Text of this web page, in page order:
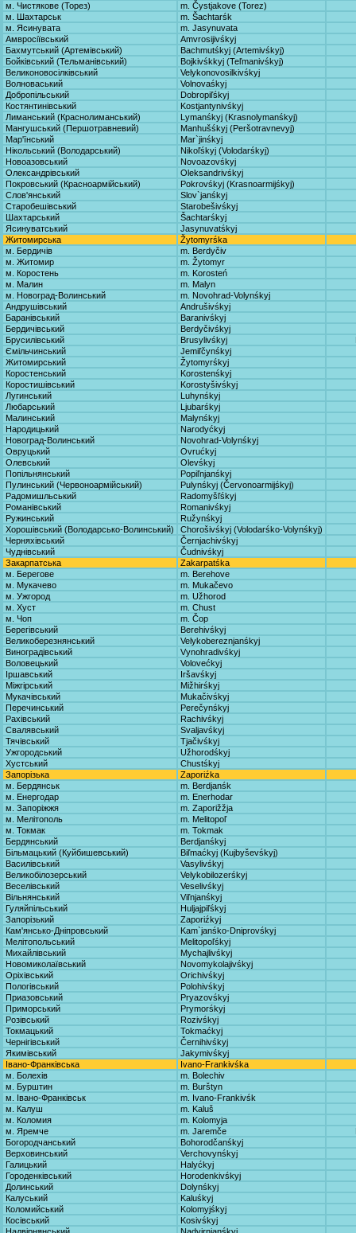
м. Чистякове (Торез)
m. Čystjakove (Torez)
м. Шахтарськ
m. Šachtarśk
м. Ясинувата
m. Jasynuvata
Амвросіївський
Amvrosijivśkyj
Бахмутський (Артемівський)
Bachmutśkyj (Artemivśkyj)
Бойківський (Тельманівський)
Bojkivśkkyj (Teľmanivśkyj)
Великоновосілківський
Velykonovosilkivśkyj
Волноваський
Volnovaśkyj
Добропільський
Dobropiľśkyj
Костянтинівський
Kostjantynivśkyj
Лиманський (Краснолиманський)
Lymanśkyj (Krasnolymanśkyj)
Мангушський (Першотравневий)
Manhušśkyj (Peršotravnevyj)
Мар'їнський
Mar`jinśkyj
Нікольський (Володарський)
Nikoľśkyj (Volodarśkyj)
Новоазовський
Novoazovśkyj
Олександрівський
Oleksandrivśkyj
Покровський (Красноармійський)
Pokrovśkyj (Krasnoarmijśkyj)
Слов'янський
Slov`janśkyj
Старобешівський
Starobešivśkyj
Шахтарський
Šachtarśkyj
Ясинуватський
Jasynuvatśkyj
Житомирська
Žytomyrśka
м. Бердичів
m. Berdyčiv
м. Житомир
m. Žytomyr
м. Коростень
m. Korosteń
м. Малин
m. Malyn
м. Новоград-Волинський
m. Novohrad-Volynśkyj
Андрушівський
Andrušivśkyj
Баранівський
Baranivśkyj
Бердичівський
Berdyčivśkyj
Брусилівський
Brusylivśkyj
Ємільчинський
Jemiľčynśkyj
Житомирський
Žytomyrśkyj
Коростенський
Korostenśkyj
Коростишівський
Korostyšivśkyj
Лугинський
Luhynśkyj
Любарський
Ljubarśkyj
Малинський
Malynśkyj
Народицький
Narodyćkyj
Новоград-Волинський
Novohrad-Volynśkyj
Овруцький
Ovrućkyj
Олевський
Olevśkyj
Попільнянський
Popiľnjanśkyj
Пулинський (Червоноармійський)
Pulynśkyj (Červonoarmijśkyj)
Радомишльський
Radomyšľśkyj
Романівський
Romanivśkyj
Ружинський
Ružynśkyj
Хорошівський (Володарсько-Волинський)
Chorošivśkyj (Volodarśko-Volynśkyj)
Черняхівський
Černjachivśkyj
Чуднівський
Čudnivśkyj
Закарпатська
Zakarpatśka
м. Берегове
m. Berehove
м. Мукачево
m. Mukačevo
м. Ужгород
m. Užhorod
м. Хуст
m. Chust
м. Чоп
m. Čop
Берегівський
Berehivśkyj
Великоберезнянський
Velykobereznjanśkyj
Виноградівський
Vynohradivśkyj
Воловецький
Volovećkyj
Іршавський
Iršavśkyj
Міжгірський
Mižhirśkyj
Мукачівський
Mukačivśkyj
Перечинський
Perečynśkyj
Рахівський
Rachivśkyj
Свалявський
Svaljavśkyj
Тячівський
Tjačivśkyj
Ужгородський
Užhorodśkyj
Хустський
Chustśkyj
Запорізька
Zaporiźka
м. Бердянськ
m. Berdjanśk
м. Енергодар
m. Enerhodar
м. Запоріжжя
m. Zaporižžja
м. Мелітополь
m. Melitopoľ
м. Токмак
m. Tokmak
Бердянський
Berdjanśkyj
Більмацький (Куйбишевський)
Biľmaćkyj (Kujbyševśkyj)
Василівський
Vasylivśkyj
Великобілозерський
Velykobilozerśkyj
Веселівський
Veselivśkyj
Вільнянський
Viľnjanśkyj
Гуляйпільський
Huljajpiľśkyj
Запорізький
Zaporiźkyj
Кам'янсько-Дніпровський
Kam`janśko-Dniprovśkyj
Мелітопольський
Melitopoľśkyj
Михайлівський
Mychajlivśkyj
Новомиколаївський
Novomykolajivśkyj
Оріхівський
Orichivśkyj
Пологівський
Polohivśkyj
Приазовський
Pryazovśkyj
Приморський
Prymorśkyj
Розівський
Rozivśkyj
Токмацький
Tokmaćkyj
Чернігівський
Černihivśkyj
Якимівський
Jakymivśkyj
Івано-Франківська
Ivano-Frankivśka
м. Болехів
m. Bolechiv
м. Бурштин
m. Burštyn
м. Івано-Франківськ
m. Ivano-Frankivśk
м. Калуш
m. Kaluš
м. Коломия
m. Kolomyja
м. Яремче
m. Jaremče
Богородчанський
Bohorodčanśkyj
Верховинський
Verchovynśkyj
Галицький
Halyćkyj
Городенківський
Horodenkivśkyj
Долинський
Dolynśkyj
Калуський
Kaluśkyj
Коломийський
Kolomyjśkyj
Косівський
Kosivśkyj